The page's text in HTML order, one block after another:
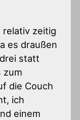
relativ zeitig
es draußen
statt
zum
die Couch
ich
einem